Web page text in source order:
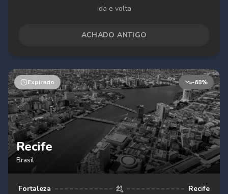
ida e volta
ACHADO ANTIGO
Expirado -68%
Recife
Brasil
Fortaleza Recife